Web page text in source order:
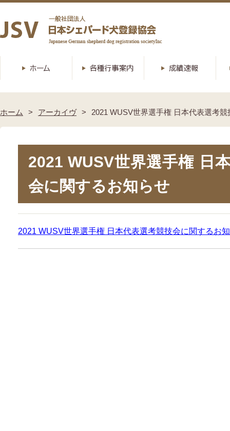
ホーム アーカイヴ 2021 WUSV世界選手権 日本代表選考
2021 WUSV世界選手権 日
会に関するお知らせ
2021 WUSV世界選手権 日本代表選考競技会に関するお